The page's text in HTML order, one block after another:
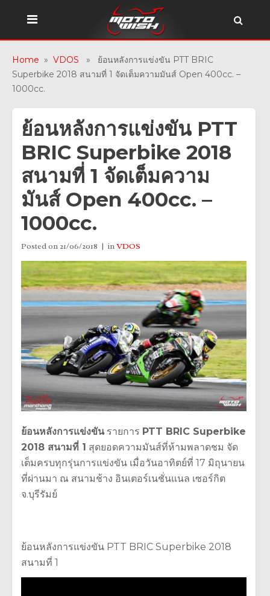
Home » VDOS » ย้อนหลังการแข่งขัน PTT BRIC
Superbike 2018 สนามที่ 1 จัดเต็มความมันส์ Open 400cc. –
1000cc.
ย้อนหลังการแข่งขัน PTT
BRIC Superbike 2018
สนามที่ 1 จัดเต็มความ
มันส์ Open 400cc. –
1000cc.
Posted on 21/06/2018 inVDOS
ย้อนหลังการแข่งขันรายการ PTT BRIC Superbike
2018 สนามที่ 1 สุดยอดความมันส์ที่ห้ามพลาดชม จัด
เต็มครบทุกรุ่นการแข่งขัน เมื่อวันอาทิตย์ที่ 17 มิถุนายน
ที่ผ่านมา ณ สนามช้าง อินเตอร์เนชั่นแนล เซอร์กิต
จ.บุรีรัมย์
ย้อนหลังการแข่งขัน PTT BRIC Superbike 2018
สนามที่ 1